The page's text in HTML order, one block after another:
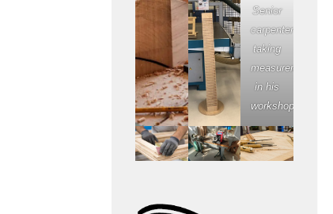
Senior
carpenter
taking
measurement
in his
workshop